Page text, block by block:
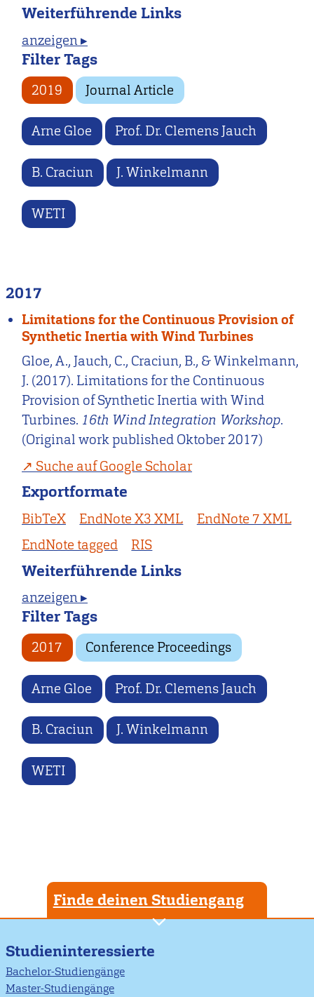
Weiterführende Links
anzeigen ▸
Filter Tags
2019 Journal Article
Arne Gloe Prof. Dr. Clemens Jauch
B. Craciun J. Winkelmann
WETI
2017
Limitations for the Continuous Provision of
Synthetic Inertia with Wind Turbines
Gloe, A., Jauch, C., Craciun, B., & Winkelmann,
J. (2017). Limitations for the Continuous
Provision of Synthetic Inertia with Wind
Turbines. 16th Wind Integration Workshop.
(Original work published Oktober 2017)
Suche auf Google Scholar
Exportformate
BibTeX EndNote X3 XML
EndNote 7 XML
EndNote tagged
RIS
Weiterführende Links
anzeigen ▸
Filter Tags
2017 Conference Proceedings
Arne Gloe Prof. Dr. Clemens Jauch
B. Craciun J. Winkelmann
WETI
Finde deinen Studiengang
Studieninteressierte
Bachelor-Studiengänge
Master-Studiengänge